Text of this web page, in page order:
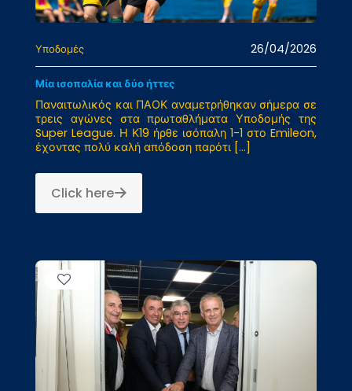
Υποδομές 26/04/2026
Μία ισοπαλία και δύο ήττες
Παναιτωλικός και ΠΑΟΚ αναμετρήθηκαν σήμερα σε
τρεις αγώνες στα πρωταθλήματα Υποδομής της
Super League. Η Κ19 ήρθε ισόπαλη 1-1 στο Emileon,
έχοντας πολύ καλή απόδοση παρότι […]
Click here